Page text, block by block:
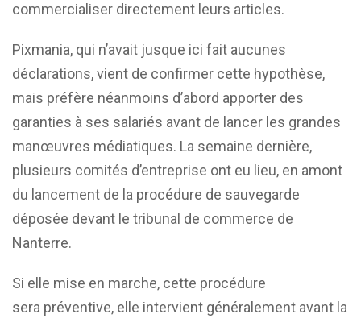
commercialiser directement leurs articles.
Pixmania, qui n’avait jusque ici fait aucunes
déclarations, vient de confirmer cette hypothèse,
mais préfère néanmoins d’abord apporter des
garanties à ses salariés avant de lancer les grandes
manœuvres médiatiques. La semaine dernière,
plusieurs comités d’entreprise ont eu lieu, en amont
du lancement de la procédure de sauvegarde
déposée devant le tribunal de commerce de
Nanterre.
Si elle mise en marche, cette procédure
sera préventive, elle intervient généralement avant la